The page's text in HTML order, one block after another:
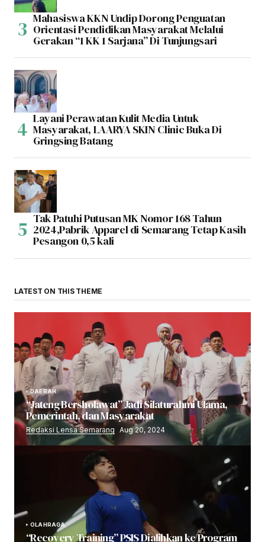
Mahasiswa KKN Undip Dorong Penguatan
Orientasi Pendidikan Masyarakat Melalui
Gerakan “1 KK 1 Sarjana” Di Tunjungsari
Layani Perawatan Kulit Media Untuk
Masyarakat, LAARYA SKIN Clinic Buka Di
Gringsing Batang
Tak Patuhi Putusan MK Nomor 168 Tahun
2024,Pabrik Apparel di Semarang Tetap Kasih
Pesangon 0,5 kali
LATEST ON THIS THEME
DAERAH
“Jateng Bersholawat” Jadi Silaturahmi Ulama,
Pemerintah, dan Masyarakat
Redaksi Lensa Semarang Aug 20, 2024
OLAHRAGA
“Recovery Training” PSIS Dialihkan ke Program